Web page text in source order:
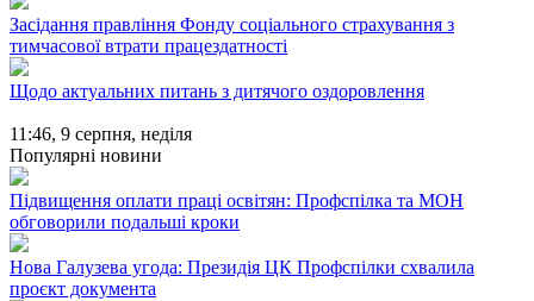
Засідання правління Фонду соціального страхування з
тимчасової втрати працездатності
Щодо актуальних питань з дитячого оздоровлення
11:46, 9 серпня, неділя
Популярні новини
Підвищення оплати праці освітян: Профспілка та МОН
обговорили подальші кроки
Нова Галузева угода: Президія ЦК Профспілки схвалила
проєкт документа